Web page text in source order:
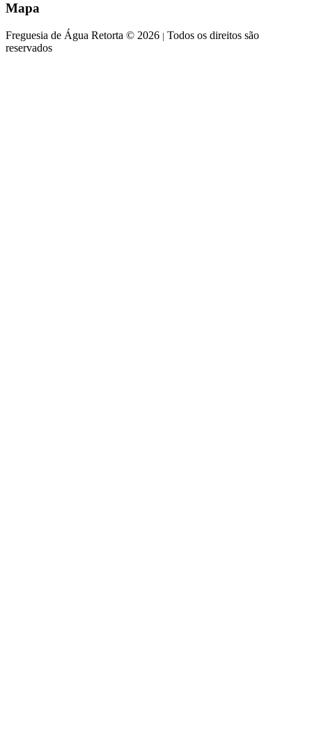
Mapa
Freguesia de Água Retorta © 2026 | Todos os direitos são
reservados